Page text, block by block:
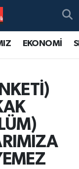
EKONOMİ